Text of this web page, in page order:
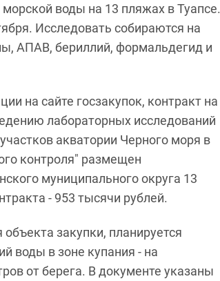
воды на 13 пляжах в Туапсе.
Исследовать собираются на
АПАВ, бериллий, формальдегид и
на сайте госзакупок, контракт на
лабораторных исследований
акватории Черного моря в
контроля" размещен
муниципального округа 13
- 953 тысячи рублей.
закупки, планируется
воды в зоне купания - на
от берега. В документе указаны